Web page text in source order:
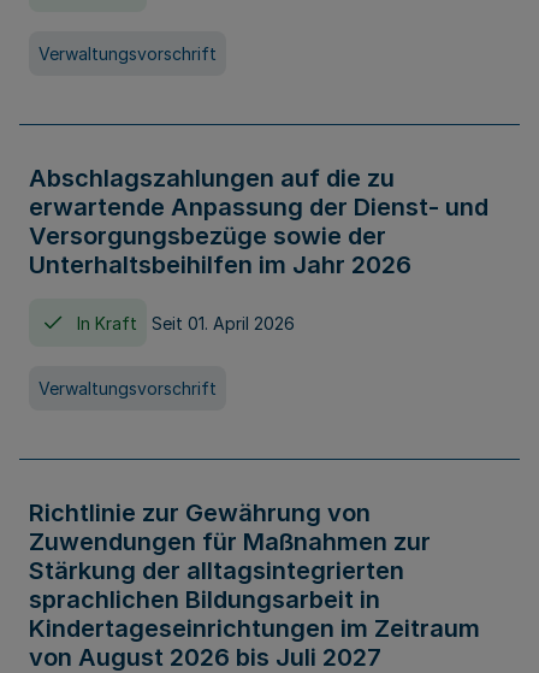
Verwaltungsvorschrift
Abschlagszahlungen auf die zu
erwartende Anpassung der Dienst- und
Versorgungsbezüge sowie der
Unterhaltsbeihilfen im Jahr 2026
In Kraft Seit 01. April 2026
Verwaltungsvorschrift
Richtlinie zur Gewährung von
Zuwendungen für Maßnahmen zur
Stärkung der alltagsintegrierten
sprachlichen Bildungsarbeit in
Kindertageseinrichtungen im Zeitraum
von August 2026 bis Juli 2027